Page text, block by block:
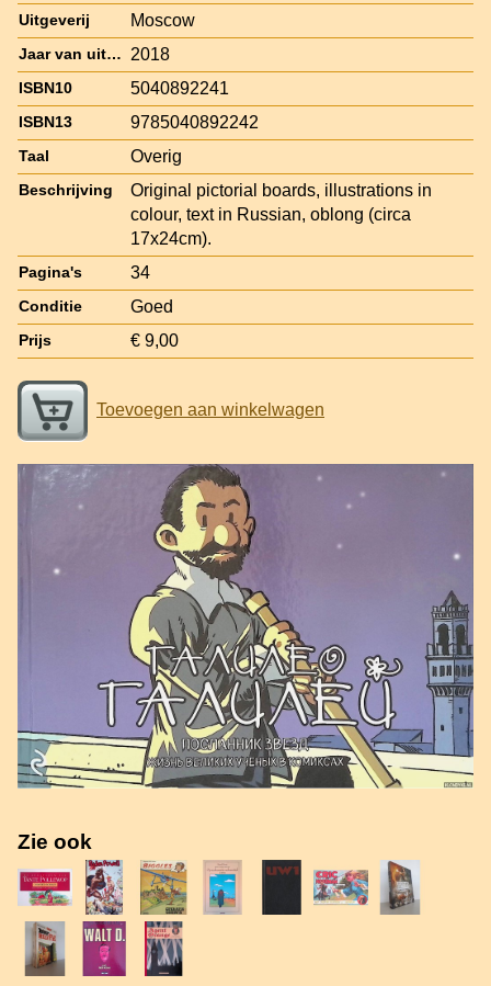
Uitgeverij Moscow
Jaar van uitgave 2018
ISBN10 5040892241
ISBN13 9785040892242
Taal Overig
Beschrijving
Original pictorial boards, illustrations in
colour, text in Russian, oblong (circa
17x24cm).
Pagina's 34
Conditie Goed
Prijs € 9,00
Toevoegen aan winkelwagen
Zie ook